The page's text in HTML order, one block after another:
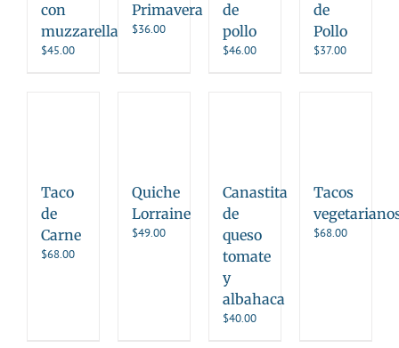
con
muzzarella
$45.00
Primavera
$36.00
de
pollo
$46.00
de
Pollo
$37.00
Taco
de
Carne
$68.00
Quiche
Lorraine
$49.00
Canastita
de
queso
tomate
y
albahaca
$40.00
Tacos
$68.00